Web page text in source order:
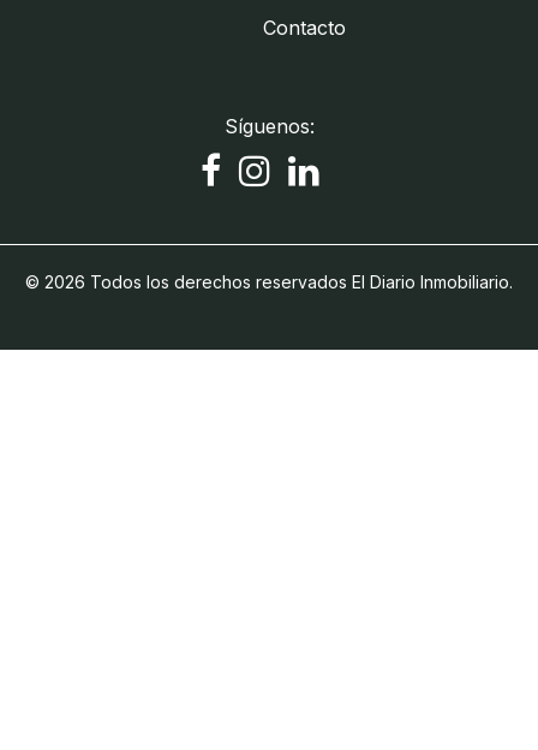
Contacto
Síguenos:
© 2026 Todos los derechos reservados El Diario Inmobiliario.